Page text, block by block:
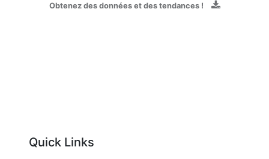
Obtenez des données et des tendances !
Quick Links